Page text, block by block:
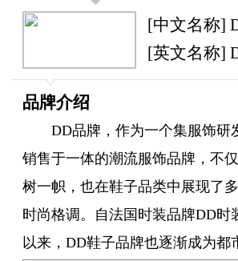
[中文名称]
[英文名称]
品牌介绍
DD品牌，作为一个集服饰研
销售于一体的潮流服饰品牌，不
树一帜，也在鞋子品类中展现了
时尚格调。自法国时装品牌DD时
以来，DD鞋子品牌也逐渐成为都